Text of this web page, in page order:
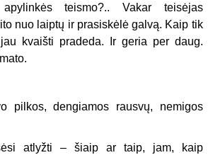
teismo?.. Vakar teisėjas
nuo laiptų ir prasiskėlė galvą. Kaip tik
kvaišti pradeda. Ir geria per daug.
pilkos, dengiamos rausvų, nemigos
atlyžti – šiaip ar taip, jam, kaip